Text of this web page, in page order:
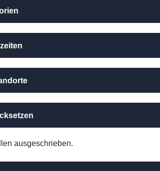
ausgeschrieben.